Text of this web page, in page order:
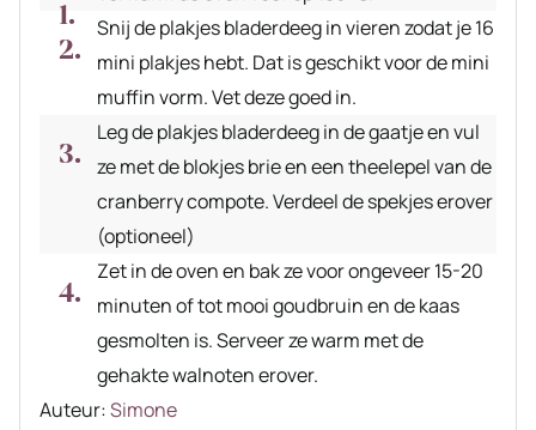
Snij de plakjes bladerdeeg in vieren zodat je 16
mini plakjes hebt. Dat is geschikt voor de mini
muffin vorm. Vet deze goed in.
Leg de plakjes bladerdeeg in de gaatje en vul
ze met de blokjes brie en een theelepel van de
cranberry compote. Verdeel de spekjes erover
(optioneel)
Zet in de oven en bak ze voor ongeveer 15-20
minuten of tot mooi goudbruin en de kaas
gesmolten is. Serveer ze warm met de
gehakte walnoten erover.
Auteur
Auteur:Simone